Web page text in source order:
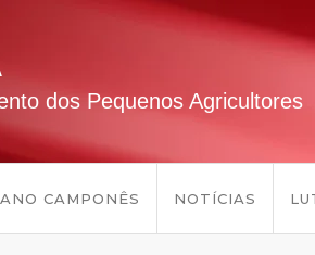
dos Pequenos Agricultores
CAMPONÊS NOTÍCIAS